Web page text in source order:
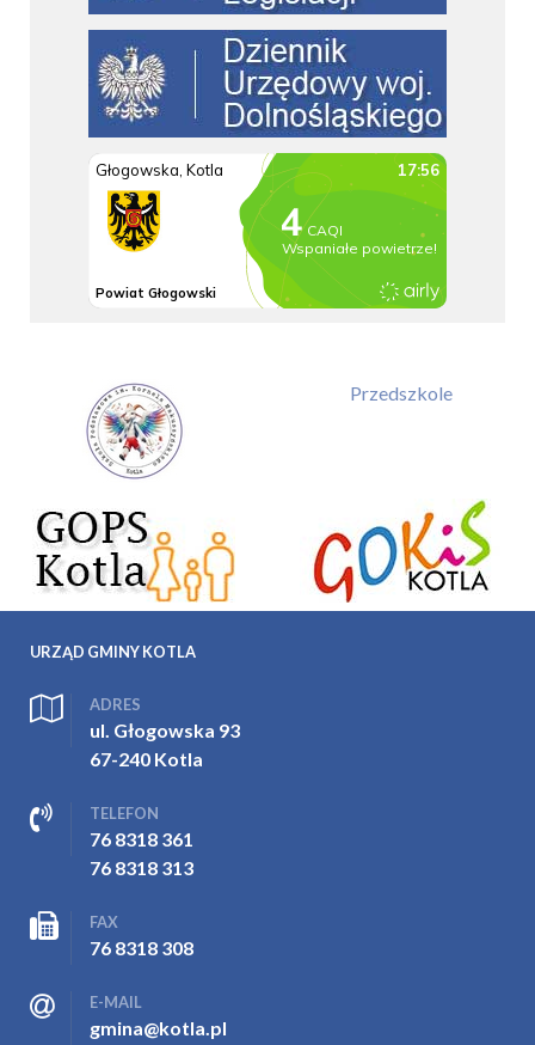
Przedszkole
URZĄD GMINY KOTLA
ADRES
ul. Głogowska 93
67-240 Kotla
TELEFON
76 8318 361
76 8318 313
FAX
76 8318 308
E-MAIL
gmina@kotla.pl